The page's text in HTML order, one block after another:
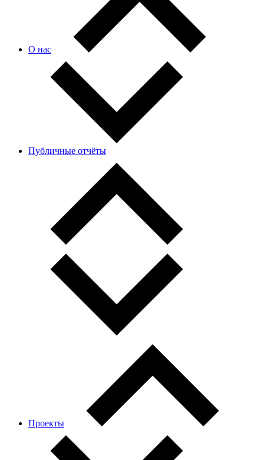
О нас
Публичные отчёты
Проекты